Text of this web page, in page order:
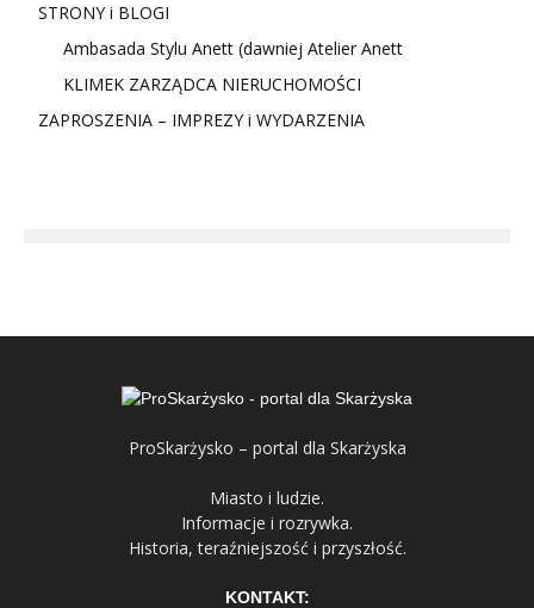
STRONY i BLOGI
Ambasada Stylu Anett (dawniej Atelier Anett
KLIMEK ZARZĄDCA NIERUCHOMOŚCI
ZAPROSZENIA – IMPREZY i WYDARZENIA
ProSkarżysko – portal dla Skarżyska
Miasto i ludzie.
Informacje i rozrywka.
Historia, teraźniejszość i przyszłość.
KONTAKT: